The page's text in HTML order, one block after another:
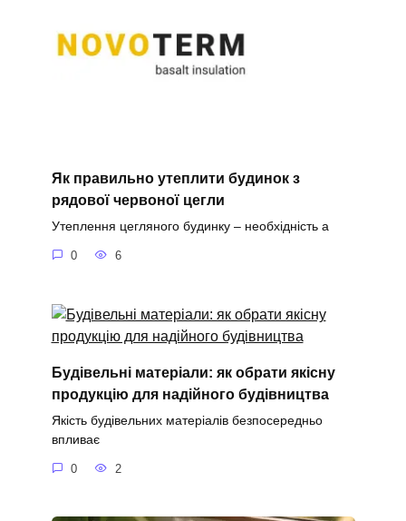
Як правильно утеплити будинок з
рядової червоної цегли
Утеплення цегляного будинку – необхідність а
0 6
Будівельні матеріали: як обрати якісну
продукцію для надійного будівництва
Якість будівельних матеріалів безпосередньо
впливає
0 2